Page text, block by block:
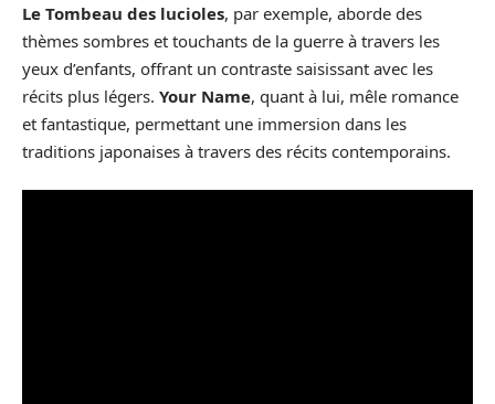
Le Tombeau des lucioles, par exemple, aborde des
thèmes sombres et touchants de la guerre à travers les
yeux d’enfants, offrant un contraste saisissant avec les
récits plus légers. Your Name, quant à lui, mêle romance
et fantastique, permettant une immersion dans les
traditions japonaises à travers des récits contemporains.